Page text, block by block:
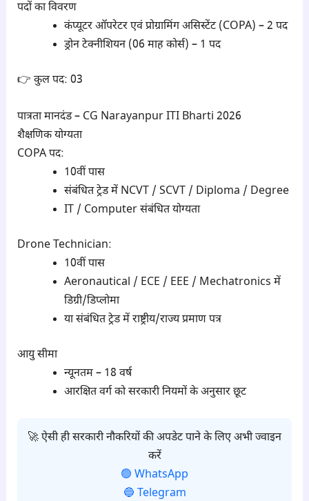
पदों का विवरण
कंप्यूटर ऑपरेटर एवं प्रोग्रामिंग असिस्टेंट (COPA) – 2 पद
ड्रोन टेक्नीशियन (06 माह कोर्स) – 1 पद
👉 कुल पद: 03
पात्रता मानदंड – CG Narayanpur ITI Bharti 2026
शैक्षणिक योग्यता
COPA पद:
10वीं पास
संबंधित ट्रेड में NCVT / SCVT / Diploma / Degree
IT / Computer संबंधित योग्यता
Drone Technician:
10वीं पास
Aeronautical / ECE / EEE / Mechatronics में
डिग्री/डिप्लोमा
या संबंधित ट्रेड में राष्ट्रीय/राज्य प्रमाण पत्र
आयु सीमा
न्यूनतम – 18 वर्ष
आरक्षित वर्ग को सरकारी नियमों के अनुसार छूट
🚀 ऐसी ही सरकारी नौकरियों की अपडेट पाने के लिए अभी ज्वाइन
करें
🟢 WhatsApp
🔵 Telegram